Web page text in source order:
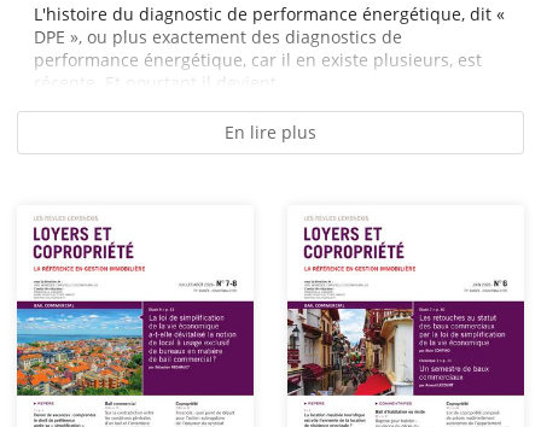
L'histoire du diagnostic de performance énergétique, dit «
DPE », ou plus exactement des diagnostics de
performance énergétique, car il en existe plusieurs, est
récente. Et pourtant il devient...
En lire plus